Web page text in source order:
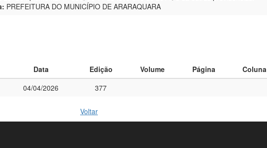
PREFEITURA DO MUNICÍPIO DE ARARAQUARA
Data Edição Volume Página Coluna
04/04/2026 377
Voltar